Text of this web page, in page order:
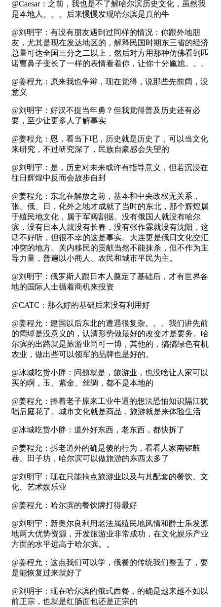
@Caesar：之前，我也是不了解哈尔滨历史文化，虽然我
是本地人。。。后来慢慢发现哈尔滨是真的牛
@刘明宇：有没有朋友遇到过同样的情况：你跟外地朋
友，尤其是现在发达地区的，解释民国时期东三省的经济
总量可达全国三分之二以上，然后对方用那种仿佛看到匹
诺曹鼻子变长了一样的表情看着你，让你十分尴尬。。。
@姜程允：原来我也争辩，现在觉得，说那些先前阔，没
意义
@刘明宇：好汉不提当年勇？但我觉得普及历史还有必
要，至少让更多人了解事实
@姜程允：恩，看当下吧，历史就是历史了，可以当文化
来研究，不过研究深了，民族自豪感会失望的
@刘明宇：是，历史对未来或许有指导意义，但若沉浸在
往日辉煌中反而会故步自封
@姜程允：东北在解放之前，基本和中央政权无关系，
张、俄、日，化外之地才成就了当时的东北，那个辉煌属
于殖民地文化，属于军阀割据。没有俄国人就没有哈尔
滨，没有日本人就没有长春，没有张作霖就没有沈阳，这
话不好听，但很不幸的这是事实。大连更是俄日文化交汇
冲突的地方。关内移民的贡献当然不能抹杀，但不作为主
导力量，普遍以小商人、农民和城市平民为主。
@刘明宇：俄罗斯人跟日本人奠定了基础后，才有世界各
地的国际人士循着商机来投资
@CATC：那么好的基础后来没有利用好
@姜程允：建国以后东北的遭遇很复杂。。。我们讲先前
的阔绰是没意义的，认清形势做最好的改变才是要务。哈
尔滨的出路就是旅游业尚可一博，其他的，搞搞绿色有机
农业，做出些可以领军的品牌也是好的。
@冰城吃货小胖：问题就是，旅游业，也没啥让人家可以
买的啊，玉、紫金、丝绸，都不是本地的
@姜程允：捧着老子原来工业牛逼的想法恐怕知识隔江犹
唱后庭花了。城市文化就是商品，旅游就是来体验生活
@冰城吃货小胖：道外好东西，老东西，都快拆了
@姜程允：拆老道外的确是傻的行为，看看人家南锣鼓
巷、田子坊，哈尔滨可以做旅游的东西太多了
@刘明宇：现在只能搞点旅游业以及与其配套的餐饮、文
化、艺术娱乐业
@姜程允：哈尔滨的餐饮牌打得最好
@刘明宇：新奥尔良利用老法属殖民地风情和爵士乐发源
地两大优势资源，开发旅游业非常成功，在文化娱乐产业
方面的水平远高于哈尔滨。。
@姜程允：这点我们可以学，俄餐的传统我们整丢了，要
是能恢复过来就好了
@刘明宇：现在哈尔滨的俄式西餐，的确是越来越不如以
前正宗，也就是红肠面包还是正宗的